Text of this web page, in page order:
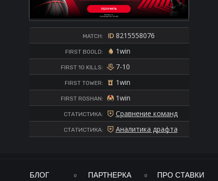
MATCH: 8215558076
FIRST BOOLD: 1win
FIRST 10 KILLS: 7-10
FIRST TOWER: 1win
FIRST ROSHAN: 1win
СТАТИСТИКА: Сравнение команд
СТАТИСТИКА: Аналитика драфта
БЛОГ ПАРТНЕРКА ПРО СТАВКИ